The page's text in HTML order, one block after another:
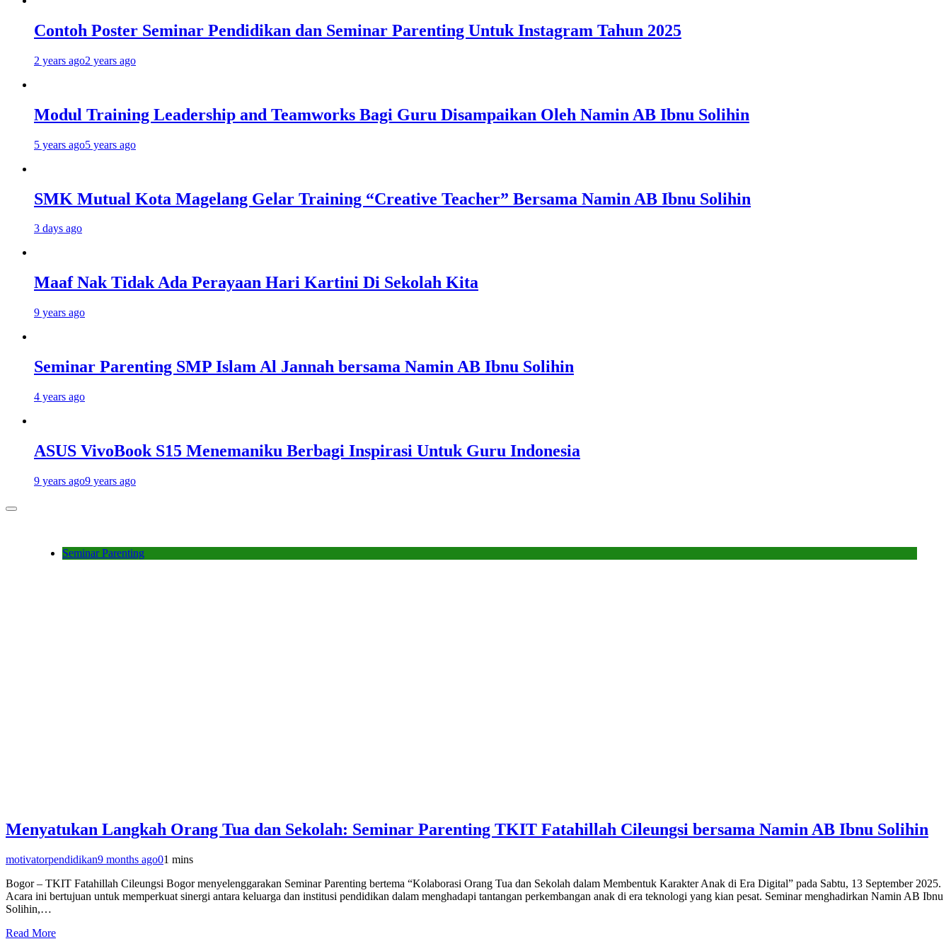
Contoh Poster Seminar Pendidikan dan Seminar Parenting Untuk Instagram Tahun 2025
2 years ago2 years ago
Modul Training Leadership and Teamworks Bagi Guru Disampaikan Oleh Namin AB Ibnu Solihin
5 years ago5 years ago
SMK Mutual Kota Magelang Gelar Training “Creative Teacher” Bersama Namin AB Ibnu Solihin
3 days ago
Maaf Nak Tidak Ada Perayaan Hari Kartini Di Sekolah Kita
9 years ago
Seminar Parenting SMP Islam Al Jannah bersama Namin AB Ibnu Solihin
4 years ago
ASUS VivoBook S15 Menemaniku Berbagi Inspirasi Untuk Guru Indonesia
9 years ago9 years ago
Seminar Parenting
Menyatukan Langkah Orang Tua dan Sekolah: Seminar Parenting TKIT Fatahillah Cileungsi bersama Namin AB Ibnu Solihin
motivatorpendidikan9 months ago01 mins
Bogor – TKIT Fatahillah Cileungsi Bogor menyelenggarakan Seminar Parenting bertema “Kolaborasi Orang Tua dan Sekolah dalam Membentuk Karakter Anak di Era Digital” pada Sabtu, 13 September 2025.
Acara ini bertujuan untuk memperkuat sinergi antara keluarga dan institusi pendidikan dalam menghadapi tantangan perkembangan anak di era teknologi yang kian pesat. Seminar menghadirkan Namin AB Ibnu
Solihin,…
Read More